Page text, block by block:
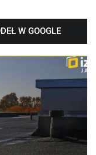
W GOOGLE